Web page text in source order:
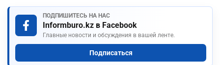
ПОДПИШИТЕСЬ НА НАС
Informburo.kz в Facebook
Главные новости и обсуждения в вашей ленте.
Подписаться